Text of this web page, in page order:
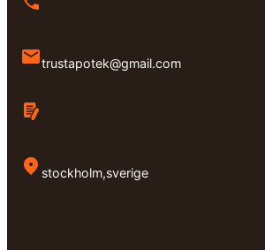
trustapotek@gmail.com
stockholm,sverige